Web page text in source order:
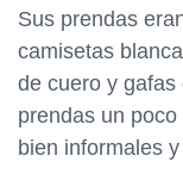
Sus prendas
camisetas
de cuero y
prendas un
bien informales